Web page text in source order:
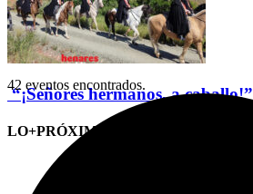
“¡Señores hermanos, a caballo!”
LO+PRÓXIMO (CITAS)
42 eventos encontrados.